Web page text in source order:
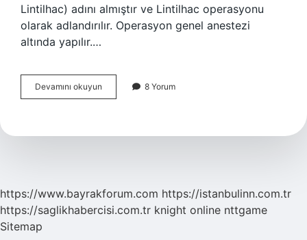
Lintilhac) adını almıştır ve Lintilhac operasyonu
olarak adlandırılır. Operasyon genel anestezi
altında yapılır.…
Devamını okuyun
Elması
Mi
8 Yorum
https://www.bayrakforum.com https://istanbulinn.com.tr
https://saglikhabercisi.com.tr knight online nttgame
Sitemap